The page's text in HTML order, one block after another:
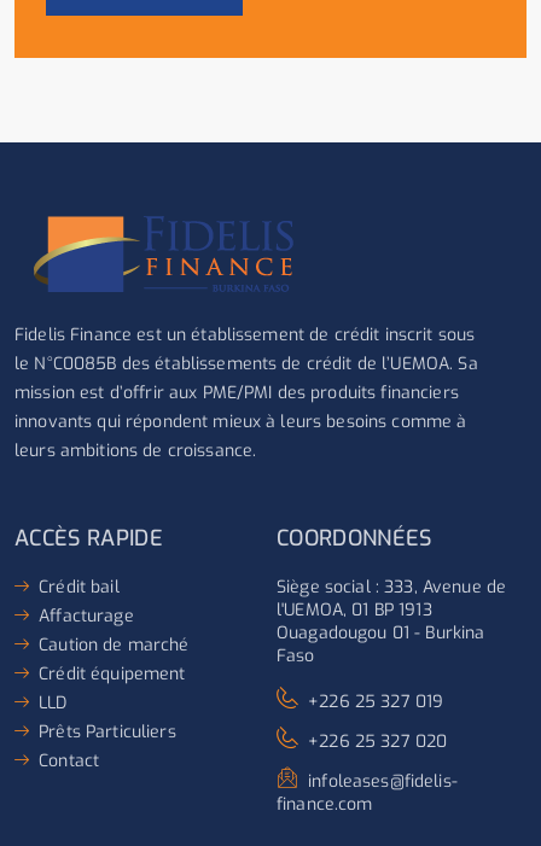
Fidelis Finance est un établissement de crédit inscrit sous
le N°C0085B des établissements de crédit de l’UEMOA. Sa
mission est d’offrir aux PME/PMI des produits financiers
innovants qui répondent mieux à leurs besoins comme à
leurs ambitions de croissance.
ACCÈS RAPIDE
Crédit bail
Affacturage
Caution de marché
Crédit équipement
LLD
Prêts Particuliers
Contact
COORDONNÉES
Siège social : 333, Avenue de
l'UEMOA, 01 BP 1913
Ouagadougou 01 - Burkina
Faso
+226 25 327 019
+226 25 327 020
infoleases@fidelis-
finance.com